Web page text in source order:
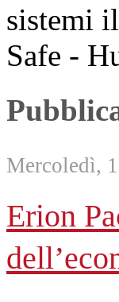
sistemi
Safe -
Mercoledì,
Erion